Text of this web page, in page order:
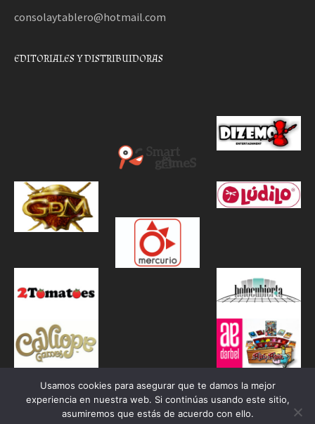
consolaytablero@hotmail.com
EDITORIALES Y DISTRIBUIDORAS
Usamos cookies para asegurar que te damos la mejor
experiencia en nuestra web. Si continúas usando este sitio,
asumiremos que estás de acuerdo con ello.